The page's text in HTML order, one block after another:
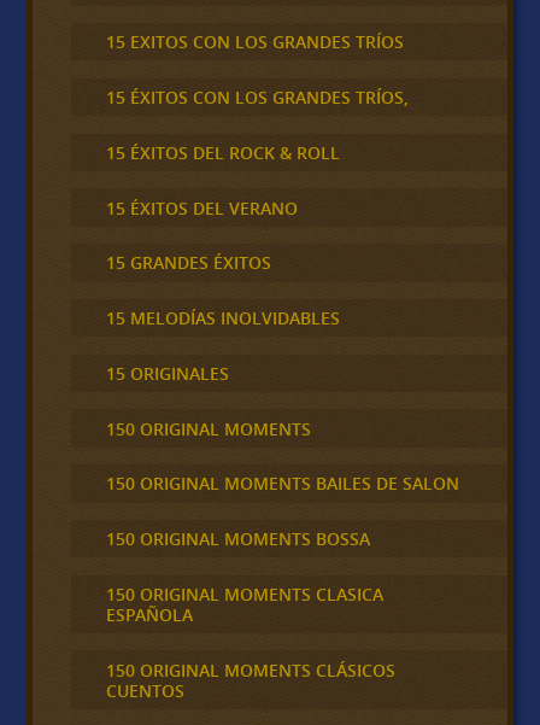
15 EXITOS CON LOS GRANDES TRÍOS
15 ÉXITOS CON LOS GRANDES TRÍOS,
15 ÉXITOS DEL ROCK & ROLL
15 ÉXITOS DEL VERANO
15 GRANDES ÉXITOS
15 MELODÍAS INOLVIDABLES
15 ORIGINALES
150 ORIGINAL MOMENTS
150 ORIGINAL MOMENTS BAILES DE SALON
150 ORIGINAL MOMENTS BOSSA
150 ORIGINAL MOMENTS CLASICA
ESPAÑOLA
150 ORIGINAL MOMENTS CLÁSICOS
CUENTOS